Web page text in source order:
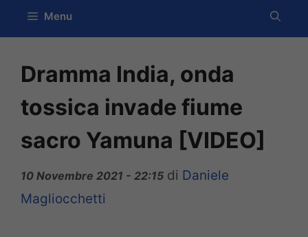
Menu
Dramma India, onda
tossica invade fiume
sacro Yamuna [VIDEO]
10 Novembre 2021 - 22:15 di Daniele
Magliocchetti